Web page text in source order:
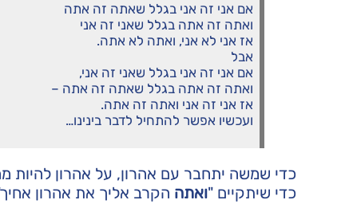
אם אני זה אני בגלל שאתה זה אתה
ואתה זה אתה בגלל שאני זה אני
אז אני לא אני, ואתה לא אתה.
אבל
אם אני זה אני בגלל שאני זה אני,
ואתה זה אתה בגלל שאתה זה אתה –
אז אני זה אני ואתה זה אתה.
ועכשיו אפשר להתחיל לדבר בינינו…
כדי שמשה יתחבר עם אהרון, על אהרון להיות
כדי שיתקיים "ואתה הקרב אליך את אהרון